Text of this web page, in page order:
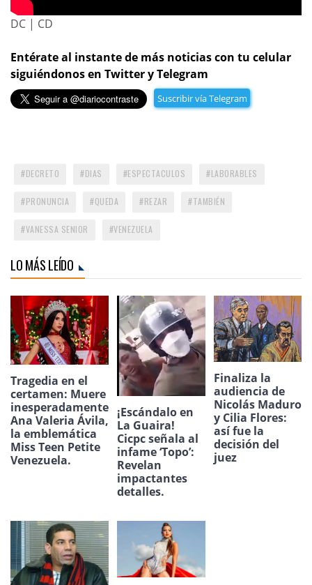
DC | CD
Entérate al instante de más noticias con tu celular
siguiéndonos en Twitter y Telegram
Suscribir vía Telegram
DECRETO DIAS ESPECTACULOS LABORABLES
PRONUNCIA QUEDA REZAR TAMBIÉN
VANESSA SENIOR VENEZUELA
LO MÁS LEÍDO
Tragedia en el
certamen: Muere
inesperadamente
Ana Valeria Ávila,
la emblemática
Miss Teen Petite
Venezuela.
¡Escándalo en
La Guaira!
Cicpc señala al
infame ‘Topo’:
Revelan
impactantes
detalles.
Finaliza la
audiencia de
Nicolás Maduro
y Cilia Flores:
así fue la
decisión del
juez